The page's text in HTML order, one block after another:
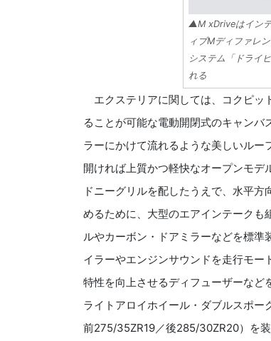
▲M xDriveはイン
ィブMディファレ
システム「ドライ
れる
エクステリアに関しては、コクピッ
ることが可能な電動開閉式のキャン
ラーにかけて流れるような美しいル
開ければ上質かつ軽快なオープンモ
ドニーグリルを配したうえで、水平
めるために、大型のエアインテーク
ルやカーボン・ドアミラーなどを標
イラーやエンジンサウンドを走行モ
特性を向上させるディフューザーなど
ライトアロイホイール・ダブルスポ
前275/35ZR19／後285/30ZR20）を装